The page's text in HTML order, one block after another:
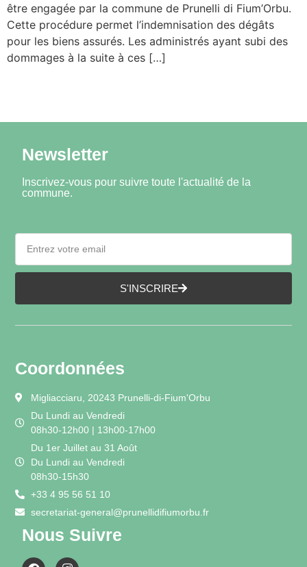
être engagée par la commune de Prunelli di Fium’Orbu.
Cette procédure permet l’indemnisation des dégâts
pour les biens assurés. Les administrés ayant subi des
dommages à la suite à ces […]
Newsletter
Inscrivez-vous pour suivre toute l'actualité de la
commune.
S'INSCRIRE
Coordonnées
Migliacciaru, 20243 Prunelli-di-Fium'Orbu
Du Lundi au Vendredi
08h30-12h00 | 13h00-17h00
Du 1er Juillet au 31 Août
Du Lundi au Vendredi
08h30-15h30
+33 4 95 56 51 10
secretariat-general@prunellidifiumorbu.fr
Nous Suivre